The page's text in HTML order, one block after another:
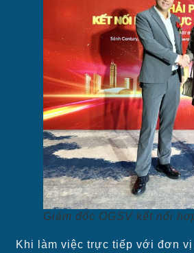
Giám đốc OGSV kết nối
Khi làm việc trực tiếp với đơn vị